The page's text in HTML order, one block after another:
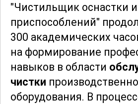
"Чистильщик оснастки и
приспособлений"
300 академических
на формирование
навыков в области
чистки
оборудования. В